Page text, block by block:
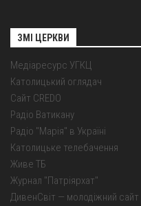
ЗМІ ЦЕРКВИ
Медіаресурс УГКЦ
Католицький оглядач
Сайт CREDO
Радіо Ватикану
Радіо "Марія" в Україні
Католицьке телебачення
Живе ТБ
Журнал "Патріярхат"
ДивенСвіт — молодіжний сайт